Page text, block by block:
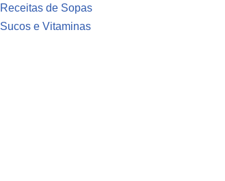
Receitas de Sopas
Sucos e Vitaminas